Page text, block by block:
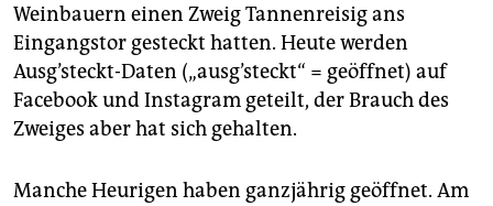
Weinbauern einen Zweig Tannenreisig ans
Eingangstor gesteckt hatten. Heute werden
Ausg’steckt-Daten („ausg’steckt“ = geöffnet) auf
Facebook und Instagram geteilt, der Brauch des
Zweiges aber hat sich gehalten.
Manche Heurigen haben ganzjährig geöffnet. Am